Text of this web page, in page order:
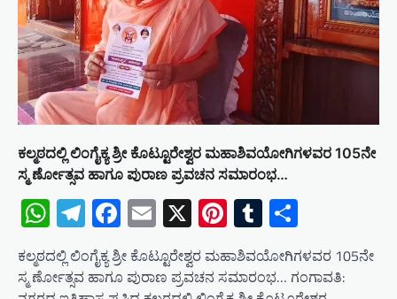
ಕಲ್ಮಠದಲ್ಲಿ ಲಿಂಗೈಕ್ಯ ಶ್ರೀ ಕೊಟ್ಟೂರೇಶ್ವರ ಮಹಾಶಿವಯೋಗಿಗಳವರ 105ನೇ
ಸ್ಮ ರ್ಣೋತ್ಸವ ಹಾಗೂ ಪುರಾಣ ಪ್ರವಚನ ಸಮಾರಂಭ​…
WhatsApp
Telegram
Facebook
Email
X Pinterest
Tumblr
ಕಲ್ಮಠದಲ್ಲಿ ಲಿಂಗೈಕ್ಯ ಶ್ರೀ ಕೊಟ್ಟೂರೇಶ್ವರ ಮಹಾಶಿವಯೋಗಿಗಳವರ 105ನೇ
ಸ್ಮ ರ್ಣೋತ್ಸವ ಹಾಗೂ ಪುರಾಣ ಪ್ರವಚನ ಸಮಾರಂಭ​… ಗಂಗಾವತಿ: